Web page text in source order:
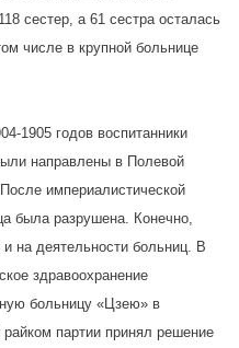
сестер, а 61 сестра осталась
числе в крупной больнице
1905 годов воспитанники
направлены в Полевой
империалистической
была разрушена. Конечно,
на деятельности больниц. В
здравоохранение
больницу «Цзею» в
партии принял решение